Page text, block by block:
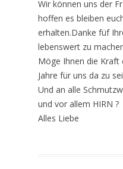
Wir können uns der
hoffen es bleiben
erhalten.Danke füf
lebenswert zu
Möge Ihnen die Kraft
Jahre für uns da zu
Und an alle
und vor allem HIRN ?
Alles Liebe